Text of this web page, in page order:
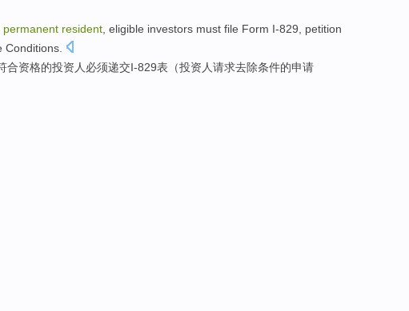
permanent resident eligible investors must file Form I-829, petition
Conditions
合资格的投资人 必须递交I-829表（投资人请求去除条件的申请